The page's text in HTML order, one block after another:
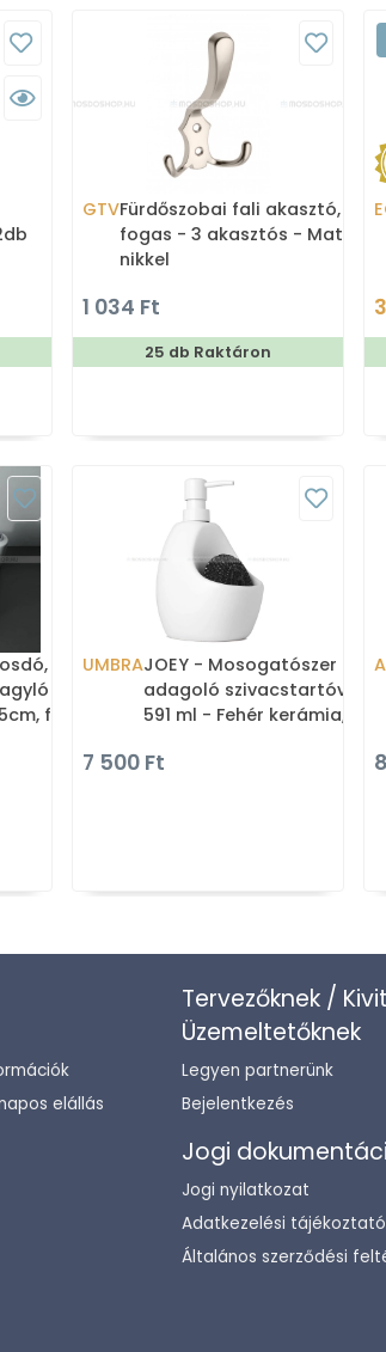
GTVFürdőszobai fali akasztó,
fogas - 3 akasztós - Matt
nikkel
1 034 Ft
25 db Raktáron
mosdótál,
- Kerámia,
fehér - Pultra,
UMBRAJOEY - Mosogatószer
adagoló szivacstartóval -
591 ml - Fehér kerámia,
7 500 Ft
elállás
Tervezőknek /
Üzemeltetőknek
Legyen partnerünk
Bejelentkezés
Jogi
Jogi nyilatkozat
Adatkezelési tájékoztató
Általános szerződési